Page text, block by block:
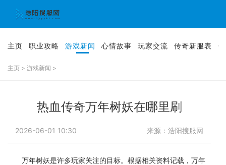
主页 职业攻略 游戏新闻 心情故事 玩家交流 传奇新服表
主页 > 游戏新闻 >
热血传奇万年树妖在哪里刷
2026-06-01 10:30 来源：浩阳搜服网
万年树妖是许多玩家关注的目标。根据相关资料记载，万年